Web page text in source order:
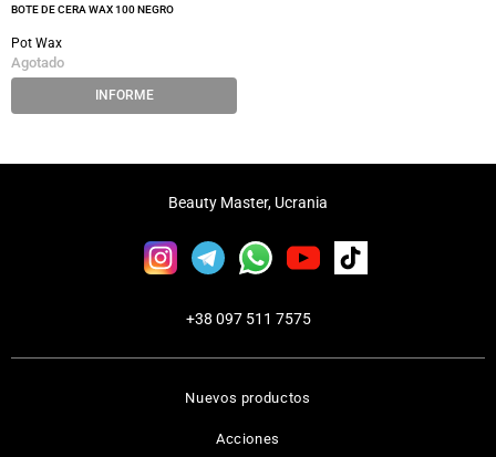
BOTE DE CERA WAX 100 NEGRO
Pot Wax
Agotado
INFORME
Nuevos productos
Acciones
Beauty Master, Ucrania
+38 097 511 7575